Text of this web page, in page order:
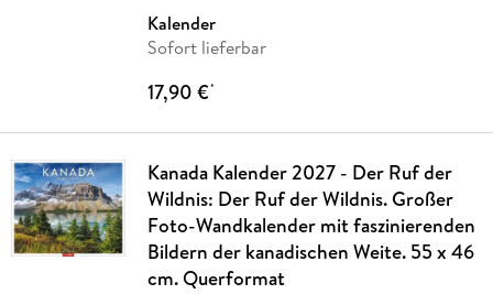
Kalender
Sofort lieferbar
17,90 €*
Kanada Kalender 2027 - Der Ruf der
Wildnis: Der Ruf der Wildnis. Großer
Foto-Wandkalender mit faszinierenden
Bildern der kanadischen Weite. 55 x 46
cm. Querformat